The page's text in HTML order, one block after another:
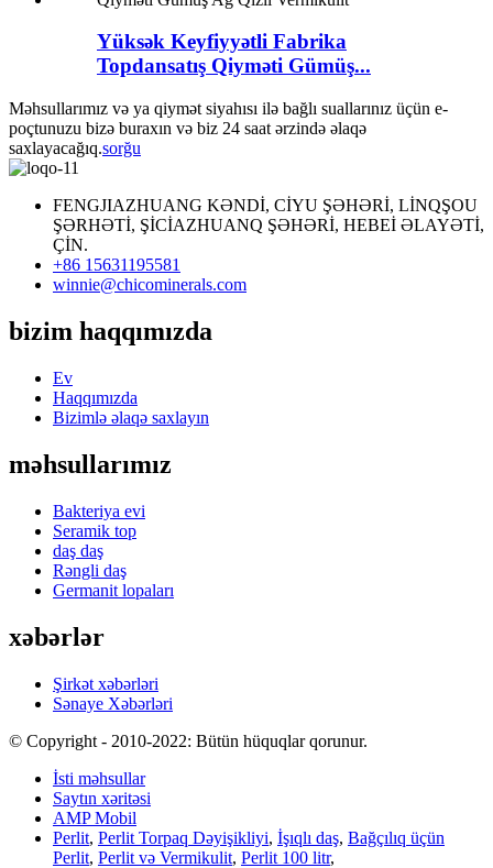
Yüksək Keyfiyyətli Fabrika
Topdansatış Qiyməti Gümüş...
Məhsullarımız və ya qiymət siyahısı ilə bağlı suallarınız üçün e-
poçtunuzu bizə buraxın və biz 24 saat ərzində əlaqə
saxlayacağıq.sorğu
FENGJIAZHUANG KƏNDİ, CİYU ŞƏHƏRİ, LİNQŞOU
ŞƏRHƏTİ, ŞİCİAZHUANQ ŞƏHƏRİ, HEBEİ ƏLAYƏTİ,
ÇİN.
+86 15631195581
winnie@chicominerals.com
bizim haqqımızda
Ev
Haqqımızda
Bizimlə əlaqə saxlayın
məhsullarımız
Bakteriya evi
Seramik top
daş daş
Rəngli daş
Germanit lopaları
xəbərlər
Şirkət xəbərləri
Sənaye Xəbərləri
© Copyright - 2010-2022: Bütün hüquqlar qorunur.
İsti məhsullar
Saytın xəritəsi
AMP Mobil
Perlit, Perlit Torpaq Dəyişikliyi, İşıqlı daş, Bağçılıq üçün
Perlit, Perlit və Vermikulit, Perlit 100 litr,